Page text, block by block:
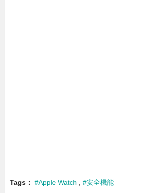
Tags #Apple Watch #安全機能